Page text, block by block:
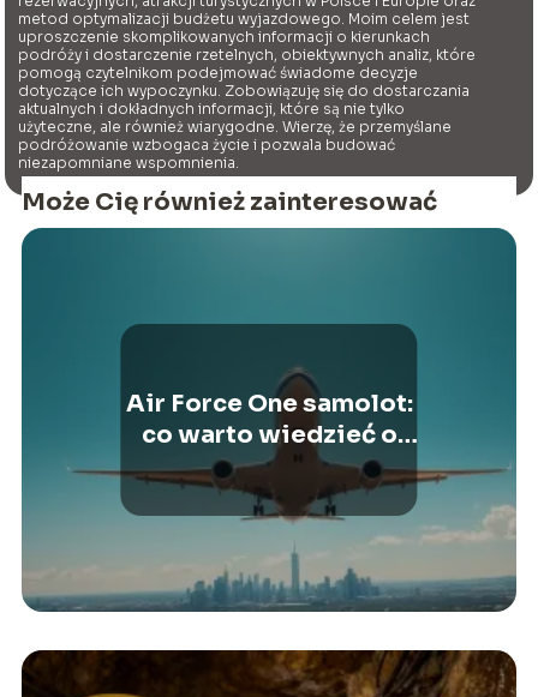
metod optymalizacji budżetu wyjazdowego. Moim celem jest
uproszczenie skomplikowanych informacji o kierunkach
podróży i dostarczenie rzetelnych, obiektywnych analiz, które
pomogą czytelnikom podejmować świadome decyzje
dotyczące ich wypoczynku. Zobowiązuję się do dostarczania
aktualnych i dokładnych informacji, które są nie tylko
użyteczne, ale również wiarygodne. Wierzę, że przemyślane
podróżowanie wzbogaca życie i pozwala budować
niezapomniane wspomnienia.
Może Cię również zainteresować
Air Force One samolot:
co warto wiedzieć o
prezydenckim
odrzutowcu?